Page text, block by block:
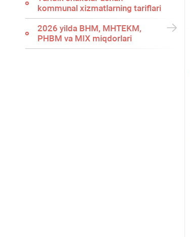
kommunal хizmatlarning tariflari
2026 yilda BHM, MHTEKM,
PHBM va MIX miqdorlari